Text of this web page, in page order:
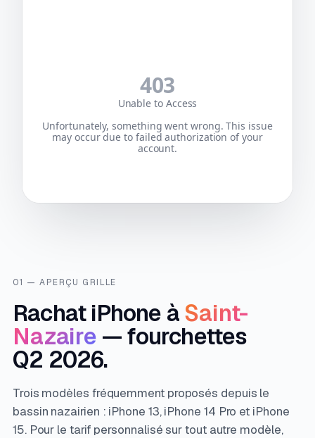
01 — APERÇU GRILLE
Rachat iPhone àSaint-
Nazaire — fourchettes
Q2 2026.
Trois modèles fréquemment proposés depuis le
bassin nazairien : iPhone 13, iPhone 14 Pro et iPhone
15. Pour le tarif personnalisé sur tout autre modèle,